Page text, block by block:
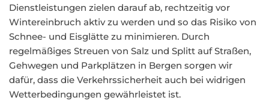
Dienstleistungen zielen darauf ab, rechtzeitig vor
Wintereinbruch aktiv zu werden und so das Risiko von
Schnee- und Eisglätte zu minimieren. Durch
regelmäßiges Streuen von Salz und Splitt auf Straßen,
Gehwegen und Parkplätzen in Bergen sorgen wir
dafür, dass die Verkehrssicherheit auch bei widrigen
Wetterbedingungen gewährleistet ist.